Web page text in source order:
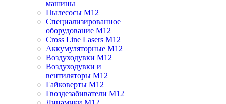
машины
Пылесосы M12
Специализированное
оборудование M12
Cross Line Lasers M12
Аккумуляторные M12
Воздуходувки M12
Воздуходувки и
вентиляторы M12
Гайковерты M12
Гвоздезабиватели M12